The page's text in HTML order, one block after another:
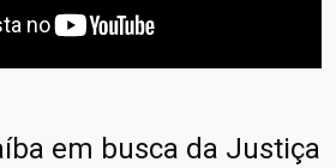
em busca da Justiça